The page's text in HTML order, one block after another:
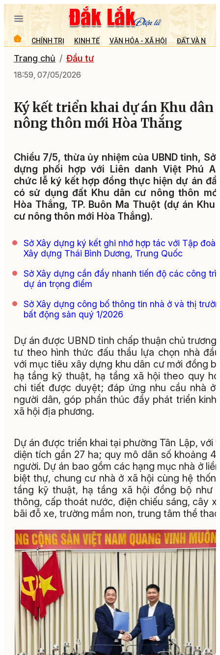
CHÍNH TRỊ KINH TẾ VĂN HÓA - XÃ HỘI ĐẤT VÀ
Trang chủ Đầu tư
18:59, 07/05/2026
Ký kết triển khai dự án Khu dân
nông thôn mới Hòa Thắng
Chiều 7/5, thừa ủy nhiệm của UBND tỉnh, Sở
dựng phối hợp với Liên danh Việt Phú
chức lễ ký kết hợp đồng thực hiện dự án
có sử dụng đất Khu dân cư nông thôn
Hòa Thắng, TP. Buôn Ma Thuột (dự án Khu
cư nông thôn mới Hòa Thắng).
Sở Xây dựng ký kết ghi nhớ hợp tác với Tập đoàn
Xây dựng Thái Bình Dương, Trung Quốc
Sở Xây dựng cần đẩy nhanh tiến độ các công
dự án trọng điểm
Sở Xây dựng công bố thông tin nhà ở và thị
bất động sản quý 1/2026
Dự án được UBND tỉnh chấp thuận chủ trương
tư theo hình thức đấu thầu lựa chọn nhà
với mục tiêu xây dựng khu dân cư mới đồng
hạ tầng kỹ thuật, hạ tầng xã hội theo quy
chi tiết được duyệt; đáp ứng nhu cầu nhà ở
người dân, góp phần thúc đẩy phát triển
xã hội địa phương.
Dự án được triển khai tại phường Tân Lập, với
diện tích gần 27 ha; quy mô dân số khoảng
người. Dự án bao gồm các hạng mục nhà ở
biệt thự, chung cư nhà ở xã hội cùng hệ
tầng kỹ thuật, hạ tầng xã hội đồng bộ như
thông, cấp thoát nước, điện chiếu sáng, cây
bãi đỗ xe, trường mầm non, trung tâm thể